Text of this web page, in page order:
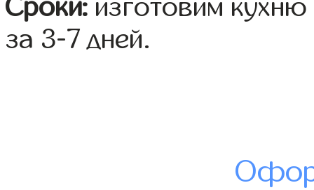
Сроки: изготовим
за 3-7 дней.